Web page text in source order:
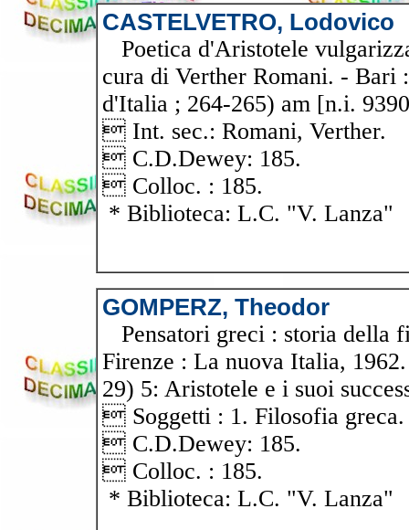
CASTELVETRO, Lodovico
Poetica d'Aristotele
cura di Verther Romani. -
d'Italia ; 264-265) am [n.i.
 Int. sec.: Romani, Verther.
 C.D.Dewey: 185.
 Colloc. : 185.
* Biblioteca: L.C. "V. Lanza"
GOMPERZ, Theodor
Pensatori greci : storia della
Firenze : La nuova Italia,
29) 5: Aristotele e i suoi
 Soggetti : 1. Filosofia greca.
 C.D.Dewey: 185.
 Colloc. : 185.
* Biblioteca: L.C. "V. Lanza"